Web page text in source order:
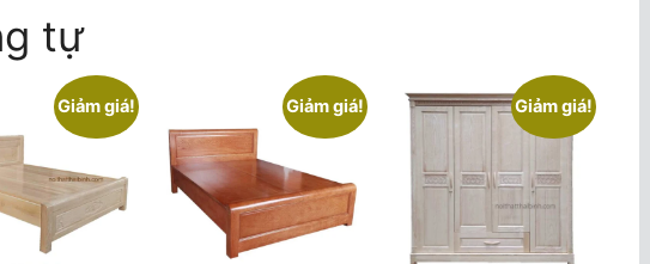
tự
Giảm giá! Giảm giá! Giảm giá!